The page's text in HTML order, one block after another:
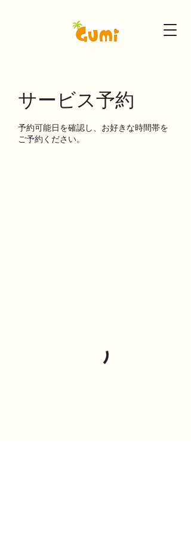
サービス予約
予約可能日を確認し、お好きな時間帯を
ご予約ください。